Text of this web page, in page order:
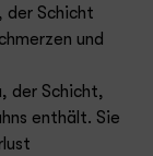
der Schicht
und
der Schicht,
enthält. Sie